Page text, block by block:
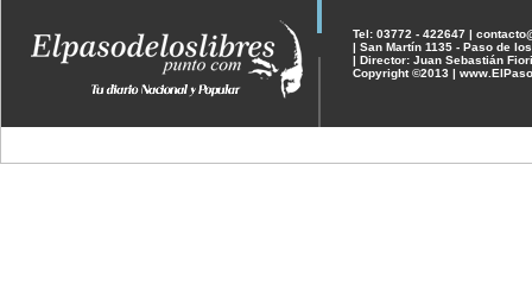
Tel: 03772 - 422647 |
| San Martín 1135 - Paso de
| Director: Juan Sebastián Fiori
Copyright ©2013 |